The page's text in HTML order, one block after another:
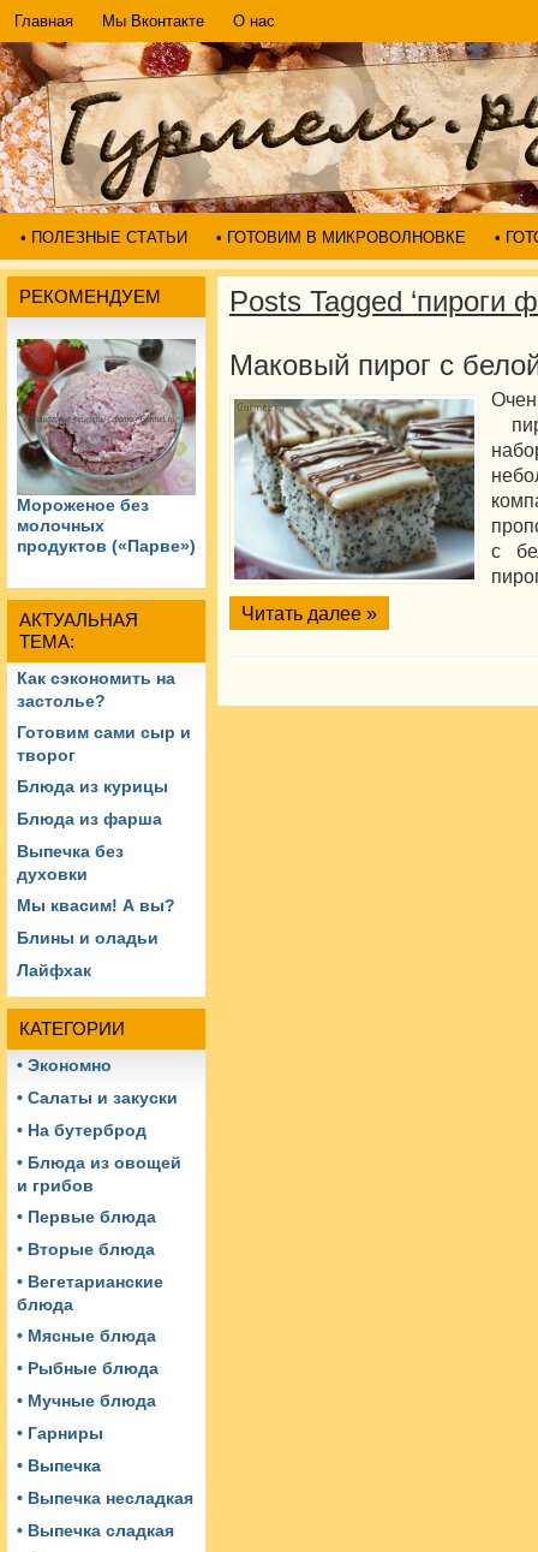
Главная Мы Вконтакте О нас
• ПОЛЕЗНЫЕ СТАТЬИ • ГОТОВИМ В МИКРОВОЛНОВКЕ •
РЕКОМЕНДУЕМ
Мороженое без
молочных
продуктов («Парве»)
АКТУАЛЬНАЯ
ТЕМА:
Как сэкономить на
застолье?
Готовим сами сыр и
творог
Блюда из курицы
Блюда из фарша
Выпечка без
духовки
Мы квасим! А вы?
Блины и оладьи
Лайфхак
КАТЕГОРИИ
• Экономно
• Салаты и закуски
• На бутерброд
• Блюда из овощей
и грибов
• Первые блюда
• Вторые блюда
• Вегетарианские
блюда
• Мясные блюда
• Рыбные блюда
• Мучные блюда
• Гарниры
• Выпечка
• Выпечка несладкая
• Выпечка сладкая
Posts Tagged ‘пироги
Маковый пирог с
с
Читать далее »